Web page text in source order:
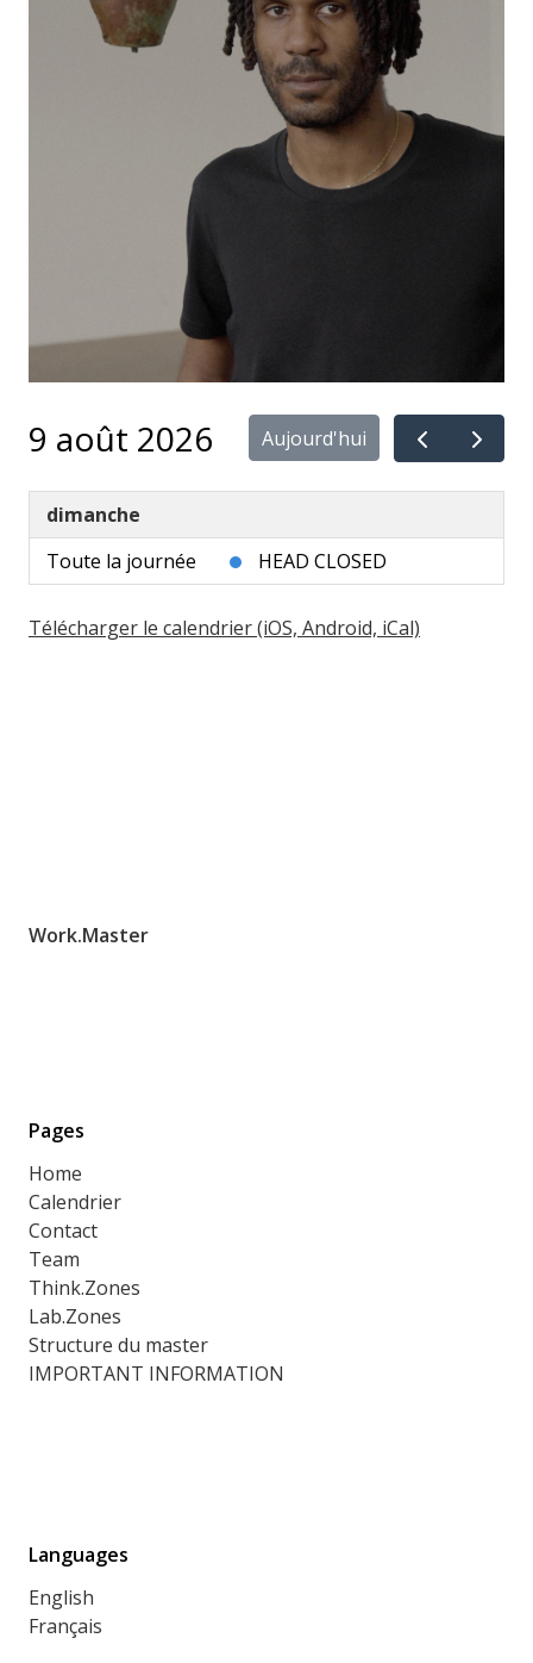
9 août 2026 Aujourd'hui
dimanche
Toute la journée
HEAD CLOSED
Télécharger le calendrier (iOS, Android, iCal)
Work.Master
Pages
Home
Calendrier
Contact
Team
Think.Zones
Lab.Zones
Structure du master
IMPORTANT INFORMATION
Languages
English
Français